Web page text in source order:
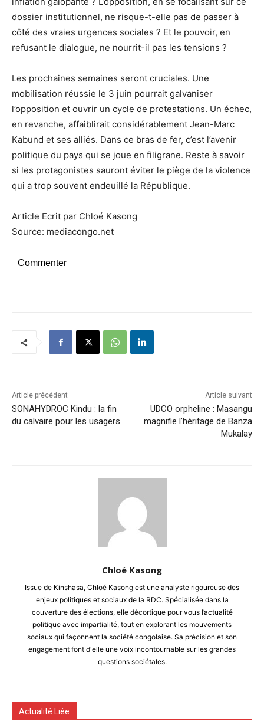
dossier institutionnel, ne risque-t-elle pas de passer à
côté des vraies urgences sociales ? Et le pouvoir, en
refusant le dialogue, ne nourrit-il pas les tensions ?
Les prochaines semaines seront cruciales. Une
mobilisation réussie le 3 juin pourrait galvaniser
l’opposition et ouvrir un cycle de protestations. Un échec,
en revanche, affaiblirait considérablement Jean-Marc
Kabund et ses alliés. Dans ce bras de fer, c’est l’avenir
politique du pays qui se joue en filigrane. Reste à savoir
si les protagonistes sauront éviter le piège de la violence
qui a trop souvent endeuillé la République.
Article Ecrit par Chloé Kasong
Source: mediacongo.net
Commenter
Article précédent
SONAHYDROC Kindu : la fin
du calvaire pour les usagers
Article suivant
UDCO orpheline : Masangu
magnifie l’héritage de Banza
Mukalay
Chloé Kasong
Issue de Kinshasa, Chloé Kasong est une analyste rigoureuse des
enjeux politiques et sociaux de la RDC. Spécialisée dans la
couverture des élections, elle décortique pour vous l’actualité
politique avec impartialité, tout en explorant les mouvements
sociaux qui façonnent la société congolaise. Sa précision et son
engagement font d'elle une voix incontournable sur les grandes
questions sociétales.
Actualité Liée